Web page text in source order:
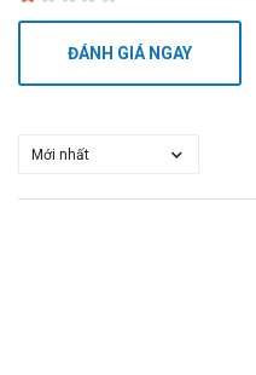
ĐÁNH GIÁ NGAY